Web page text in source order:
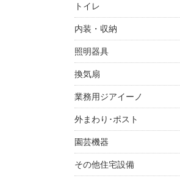
トイレ
内装・収納
照明器具
換気扇
業務用ジアイーノ
外まわり･ポスト
園芸機器
その他住宅設備